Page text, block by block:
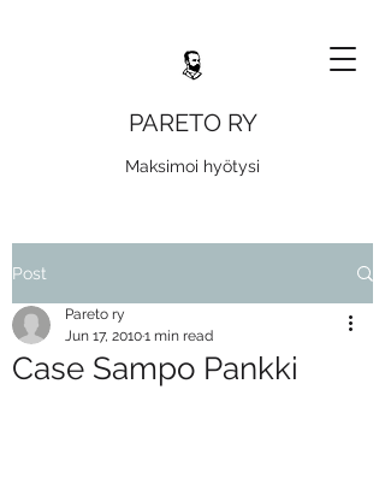
PARETO RY
Maksimoi hyötysi
Post
Case Sampo Pankki
Pareto ry
Jun 17, 20101 min read